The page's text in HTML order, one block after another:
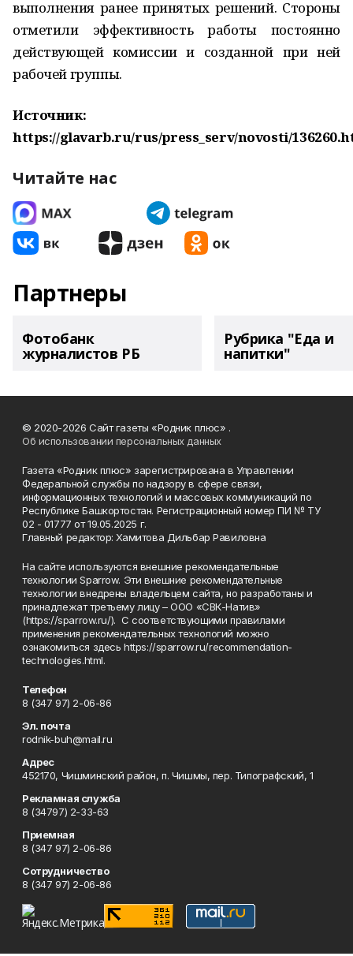
выполнения ранее принятых решений. Стороны
отметили эффективность работы постоянно
действующей комиссии и созданной при ней
рабочей группы.
Источник:
https://glavarb.ru/rus/press_serv/novosti/
Читайте нас
Партнеры
Фотобанк
журналистов РБ
Рубрика "Еда и
напитки"
© 2020-2026 Сайт газеты «Родник плюс» .
Об использовании персональных данных
Газета «Родник плюс» зарегистрирована в Управлении
Федеральной службы по надзору в сфере связи,
информационных технологий и массовых коммуникаций по
Республике Башкортостан. Регистрационный номер ПИ № ТУ
02 - 01777 от 19.05.2025 г.
Главный редактор: Хамитова Дильбар Равиловна
На сайте используются внешние рекомендательные
технологии Sparrow. Эти внешние рекомендательные
технологии внедрены владельцем сайта, но разработаны и
принадлежат третьему лицу – ООО «СВК-Натив»
(https://sparrow.ru/). С соответствующими правилами
применения рекомендательных технологий можно
ознакомиться здесь https://sparrow.ru/recommendation-
technologies.html.
Телефон
8 (347 97) 2-06-86
Эл. почта
rodnik-buh@mail.ru
Адрес
452170, Чишминский район, п. Чишмы, пер. Типографский, 1
Рекламная служба
8 (34797) 2-33-63
Приемная
8 (347 97) 2-06-86
Сотрудничество
8 (347 97) 2-06-86